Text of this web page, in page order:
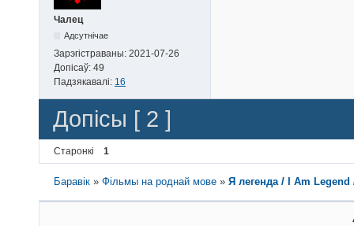
Чалец
Адсутнічае
Зарэгістраваны: 2021-07-26
Допісаў: 49
Падзякавалі: 16
Допісы [ 2 ]
Старонкі 1
Баравік »Фільмы на роднай мове »Я легенда / I Am Legend